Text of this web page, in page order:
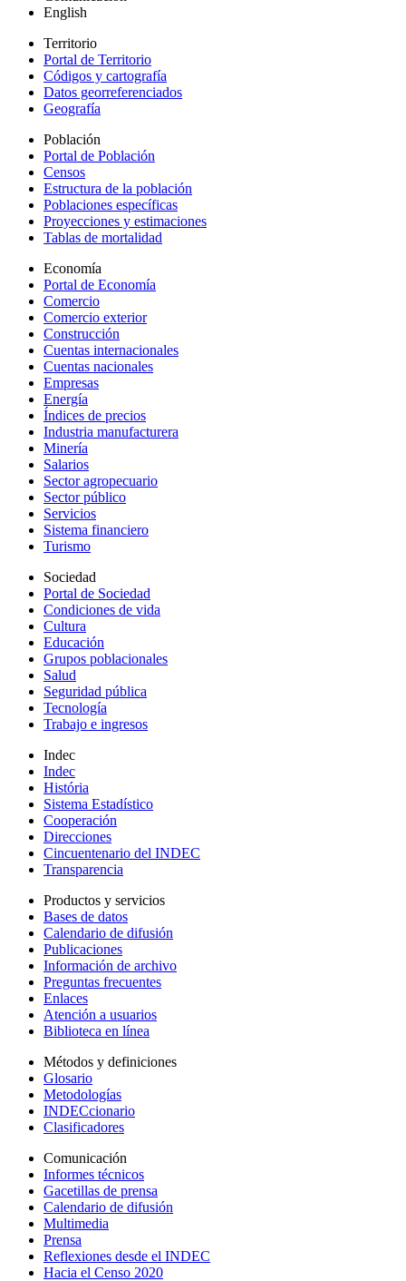
English
Territorio
Portal de Territorio
Códigos y cartografía
Datos georreferenciados
Geografía
Población
Portal de Población
Censos
Estructura de la población
Poblaciones específicas
Proyecciones y estimaciones
Tablas de mortalidad
Economía
Portal de Economía
Comercio
Comercio exterior
Construcción
Cuentas internacionales
Cuentas nacionales
Empresas
Energía
Índices de precios
Industria manufacturera
Minería
Salarios
Sector agropecuario
Sector público
Servicios
Sistema financiero
Turismo
Sociedad
Portal de Sociedad
Condiciones de vida
Cultura
Educación
Grupos poblacionales
Salud
Seguridad pública
Tecnología
Trabajo e ingresos
Indec
Indec
História
Sistema Estadístico
Cooperación
Direcciones
Cincuentenario del INDEC
Transparencia
Productos y servicios
Bases de datos
Calendario de difusión
Publicaciones
Información de archivo
Preguntas frecuentes
Enlaces
Atención a usuarios
Biblioteca en línea
Métodos y definiciones
Glosario
Metodologías
INDECcionario
Clasificadores
Comunicación
Informes técnicos
Gacetillas de prensa
Calendario de difusión
Multimedia
Prensa
Reflexiones desde el INDEC
Hacia el Censo 2020